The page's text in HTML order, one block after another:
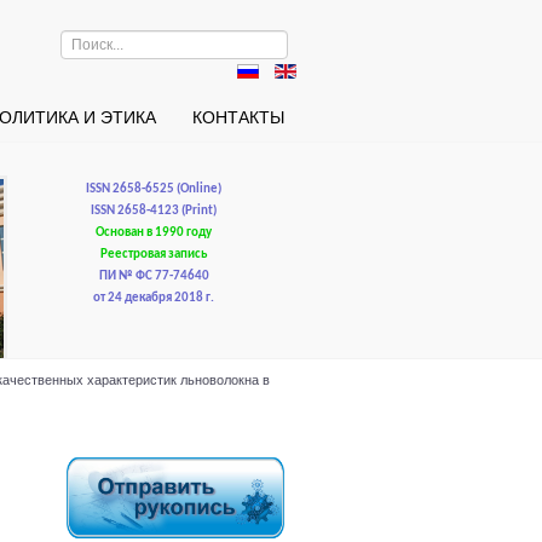
Искать...
И ЭТИКА КОНТАКТЫ
ISSN 2658-6525 (Online)
ISSN 2658-4123 (Print)
Основан в 1990 году
Реестровая запись
ПИ № ФС 77-74640
от 24 декабря 2018 г.
характеристик льноволокна в